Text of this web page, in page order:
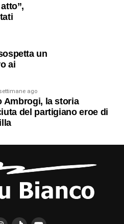
un
ai
ago
Ambrogi, la storia
del partigiano eroe di